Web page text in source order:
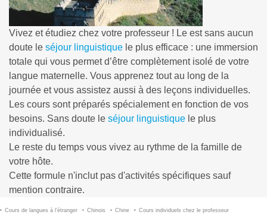
Vivez et étudiez chez votre professeur ! Le est sans aucun
doute le séjour linguistique le plus efficace : une immersion
totale qui vous permet d’être complètement isolé de votre
langue maternelle. Vous apprenez tout au long de la
journée et vous assistez aussi à des leçons individuelles.
Les cours sont préparés spécialement en fonction de vos
besoins. Sans doute le séjour linguistique le plus
individualisé.
Le reste du temps vous vivez au rythme de la famille de
votre hôte.
Cette formule n'inclut pas d'activités spécifiques sauf
mention contraire.
Cours de langues à l’étranger Chinois Chine Cours individuels chez le professeur